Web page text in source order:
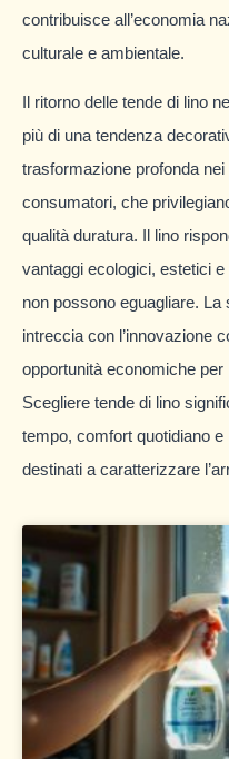
contribuisce all’economia
culturale e ambientale.
Il ritorno delle tende di lino
più di una tendenza
trasformazione profonda
consumatori, che
qualità duratura. Il lino
vantaggi ecologici, estetici
non possono eguagliare.
intreccia con l’innovazione
opportunità economiche per
Scegliere tende di lino
tempo, comfort quotidiano
destinati a caratterizzare